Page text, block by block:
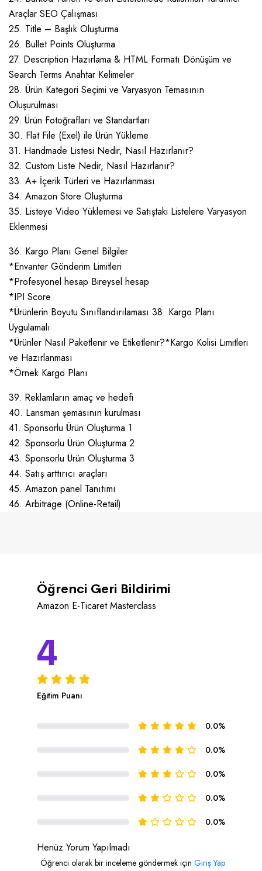
Araçlar SEO Çalışması
25. Title – Başlık Oluşturma
26. Bullet Points Oluşturma
27. Description Hazırlama & HTML Formatı Dönüşüm ve
Search Terms Anahtar Kelimeler
28. Ürün Kategori Seçimi ve Varyasyon Temasının
Oluşurulması
29. Ürün Fotoğrafları ve Standartları
30. Flat File (Exel) ile Ürün Yükleme
31. Handmade Listesi Nedir, Nasıl Hazırlanır?
32. Custom Liste Nedir, Nasıl Hazırlanır?
33. A+ İçerik Türleri ve Hazırlanması
34. Amazon Store Oluşturma
35. Listeye Video Yüklemesi ve Satıştaki Listelere Varyasyon
Eklenmesi
36. Kargo Planı Genel Bilgiler
*Envanter Gönderim Limitleri
*Profesyonel hesap Bireysel hesap
*IPI Score
*Ürünlerin Boyutu Sınıflandırılaması 38. Kargo Planı
Uygulamalı
*Ürünler Nasıl Paketlenir ve Etiketlenir?*Kargo Kolisi Limitleri
ve Hazırlanması
*Örnek Kargo Planı
39. Reklamların amaç ve hedefi
40. Lansman şemasının kurulması
41. Sponsorlu Ürün Oluşturma 1
42. Sponsorlu Ürün Oluşturma 2
43. Sponsorlu Ürün Oluşturma 3
44. Satış arttırıcı araçları
45. Amazon panel Tanıtımı
46. Arbitrage (Online-Retail)
Öğrenci Geri Bildirimi
Amazon E-Ticaret Masterclass
4
Eğitim Puanı
0.0%
0.0%
0.0%
0.0%
0.0%
Henüz Yorum Yapılmadı
Öğrenci olarak bir inceleme göndermek için Giriş Yap